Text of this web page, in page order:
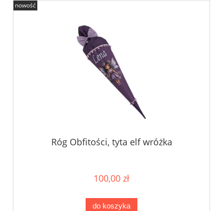
Róg Obfitości, tyta elf wróżka
100,00 zł
do koszyka
nowość